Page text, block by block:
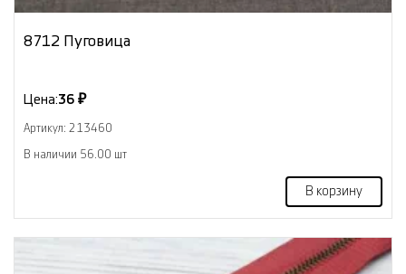
8712 Пуговица
Цена:36 ₽
Артикул: 213460
В наличии 56.00 шт
В корзину